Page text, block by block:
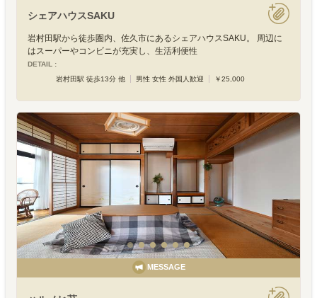
シェアハウスSAKU
岩村田駅から徒歩圏内、佐久市にあるシェアハウスSAKU。 周辺に
はスーパーやコンビニが充実し、生活利便性
DETAIL :
岩村田駅 徒歩13分 他
男性 女性 外国人歓迎 ￥25,000
MESSAGE